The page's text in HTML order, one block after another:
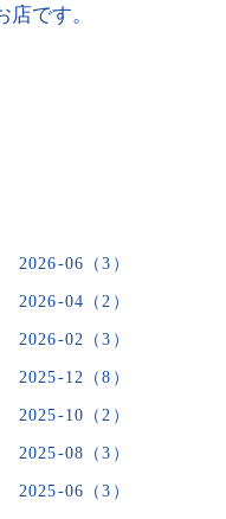
です。
2026-06（3）
2026-04（2）
2026-02（3）
2025-12（8）
2025-10（2）
2025-08（3）
2025-06（3）